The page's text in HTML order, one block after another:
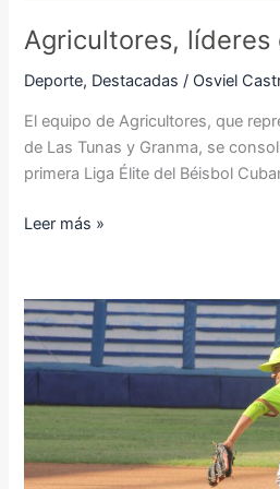
Agricultores, líderes
Deporte, Destacadas / Osviel
El equipo de Agricultores, que
de Las Tunas y Granma, se
primera Liga Élite del Béisbol
Leer más »
Agricultores
derrotó
hoy
Tabacaleros
y
ya